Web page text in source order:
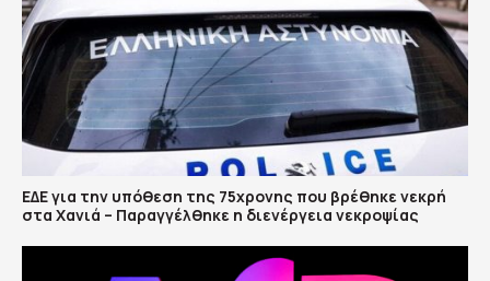
ΕΔΕ για την υπόθεση της 75χρονης που βρέθηκε νεκρή
στα Χανιά – Παραγγέλθηκε η διενέργεια νεκροψίας